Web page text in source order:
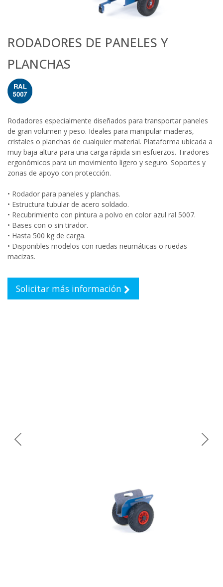
RODADORES DE PANELES Y
PLANCHAS
Rodadores especialmente diseñados para transportar paneles
de gran volumen y peso. Ideales para manipular maderas,
cristales o planchas de cualquier material. Plataforma ubicada a
muy baja altura para una carga rápida sin esfuerzos. Tiradores
ergonómicos para un movimiento ligero y seguro. Soportes y
zonas de apoyo con protección.
• Rodador para paneles y planchas.
• Estructura tubular de acero soldado.
• Recubrimiento con pintura a polvo en color azul ral 5007.
• Bases con o sin tirador.
• Hasta 500 kg de carga.
• Disponibles modelos con ruedas neumáticas o ruedas
macizas.
Solicitar más información
Previous Next